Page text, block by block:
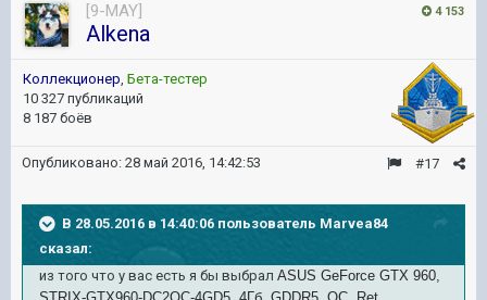
4 153
[9-MAY]
Alkena
Коллекционер, Бета-тестер
10 327 публикаций
8 187 боёв
#17
Опубликовано: 28 май 2016, 14:42:53
В 28.05.2016 в 14:40:06 пользователь Marvea84
сказал:
из того что у вас есть я бы выбрал ASUS GeForce GTX 960,